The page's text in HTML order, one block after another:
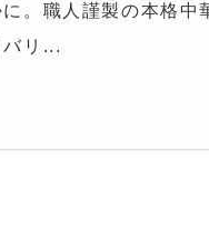
に。職人謹製の本格中
バリ...